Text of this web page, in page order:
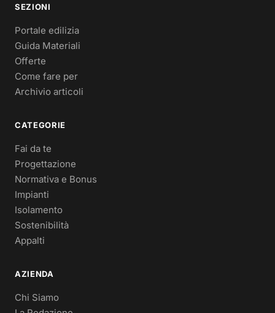
SEZIONI
Portale edilizia
Guida Materiali
Offerte
Come fare per
Archivio articoli
CATEGORIE
Fai da te
Progettazione
Normativa e Bonus
Impianti
Isolamento
Sostenibilità
Appalti
AZIENDA
Chi Siamo